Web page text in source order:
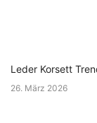
Leder Korsett
26. März 2026